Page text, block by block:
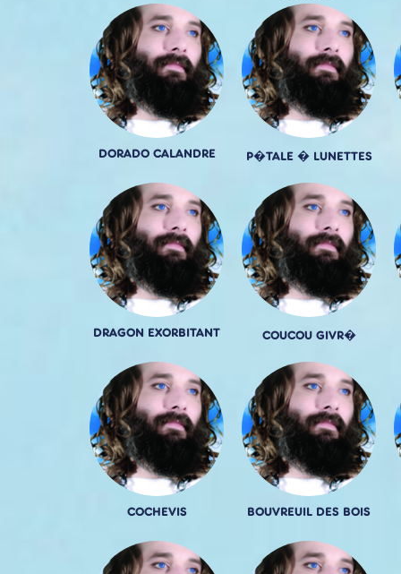
DORADO CALANDRE P�TALE � LUNETTES
DRAGON EXORBITANT COUCOU GIVR�
COCHEVIS BOUVREUIL DES BOIS